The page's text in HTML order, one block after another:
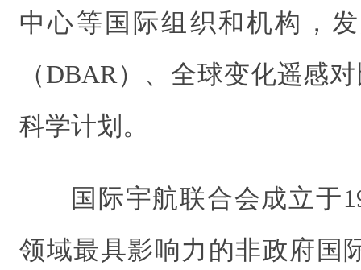
中心等国际组织和机构，
（DBAR）、全球变化遥感
科学计划。
国际宇航联合会成立于
领域最具影响力的非政府国